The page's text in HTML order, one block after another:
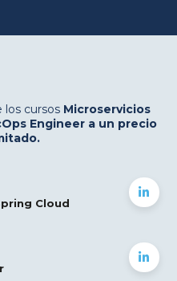
los cursos Microservicios
Engineer a un precio
Cloud